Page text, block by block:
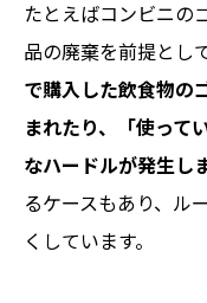
たとえばコンビニの
品の廃棄を前提とし
で購入した飲食物の
まれたり、「使って
なハードルが発生しま
るケースもあり、ル
くしています。